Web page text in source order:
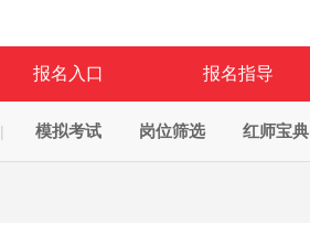
报名入口 报名指导
| 模拟考试 岗位筛选 红师宝典